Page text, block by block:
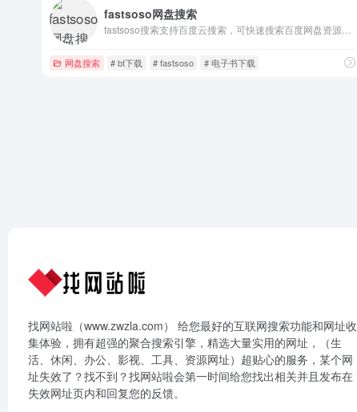
fastsoso网盘搜索
网盘搜索 # bt下载 # fastsoso # 电子书下载
找网站啦（www.zwzla.com） 给您最好的互联网搜索功能和网址收
集体验，拥有超强的聚合搜索引擎，精选大量实用的网址，（生
活、休闲、办公、影视、工具、资源网址）超贴心的服务，某个网
址失效了？找不到？找网站啦会第一时间给您找出相关并且发布在
失效网址页内和回复您的反馈。